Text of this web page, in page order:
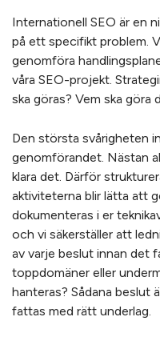
Internationell SEO är en
på ett specifikt problem.
genomföra
våra SEO-projekt.
ska göras? Vem ska göra
Den största svårigheten
genomförandet. Nästan
klara det. Därför
aktiviteterna blir lätta att
dokumenteras i er
och vi säkerställer att
av varje beslut innan det
toppdomäner eller
hanteras? Sådana beslut
fattas med rätt underlag.